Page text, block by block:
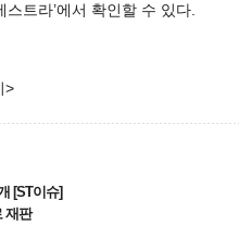
트라’에서 확인할 수 있다.
>
[ST이슈]
재판